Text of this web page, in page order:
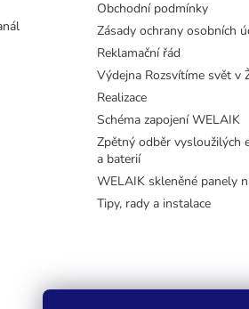
Obchodní podmínky
Zásady ochrany osobních
Reklamační řád
Výdejna Rozsvítíme svět v
Realizace
Schéma zapojení WELAIK
Zpětný odběr vysloužilých
a baterií
WELAIK skleněné panely
Tipy, rady a instalace